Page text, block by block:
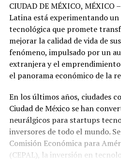
CIUDAD DE MÉXICO, MÉXICO
Latina está experimentando
tecnológica que promete
mejorar la calidad de vida de
fenómeno, impulsado por un
extranjera y el
el panorama económico de la
En los últimos años, ciudades
Ciudad de México se han
neurálgicos para startups
inversores de todo el mundo.
Comisión Económica para
(CEPAL), la inversión en